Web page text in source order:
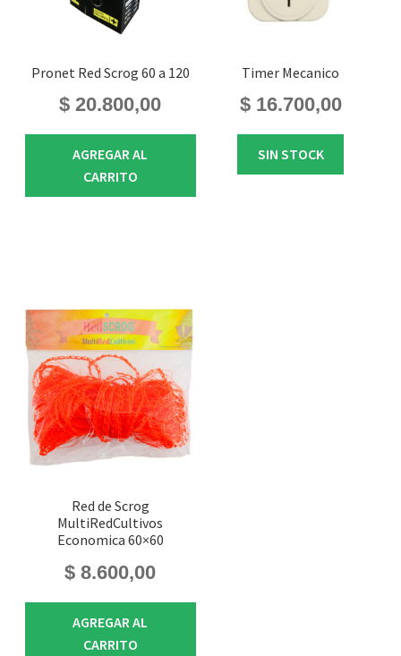
Pronet Red Scrog 60 a 120
$ 20.800,00
AGREGAR AL
CARRITO
Timer Mecanico
$16.700,00
SIN STOCK
Red de Scrog
MultiRedCultivos
Economica 60×60
$ 8.600,00
AGREGAR AL
CARRITO